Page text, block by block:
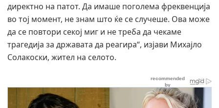
директно на патот. Да имаше поголема фреквенција
во тој момент, не знам што ќе се случеше. Ова може
да се повтори секој миг и не треба да чекаме
трагедија за државата да реагира“, изјави Михајло
Солакоски, жител на селото.